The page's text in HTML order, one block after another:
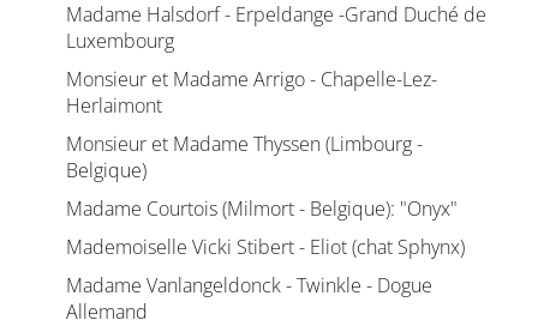
Madame Halsdorf - Erpeldange -Grand Duché de
Luxembourg
Monsieur et Madame Arrigo - Chapelle-Lez-
Herlaimont
Monsieur et Madame Thyssen (Limbourg -
Belgique)
Madame Courtois (Milmort - Belgique): "Onyx"
Mademoiselle Vicki Stibert - Eliot (chat Sphynx)
Madame Vanlangeldonck - Twinkle - Dogue
Allemand